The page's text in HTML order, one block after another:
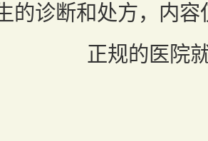
的诊断和处方，内
正规的医院